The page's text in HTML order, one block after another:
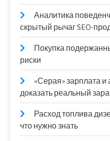
Аналитика
скрытый рычаг SEO-
Покупка
риски
«Серая» зарплата и
доказать реальный
Расход топлива
что нужно знать